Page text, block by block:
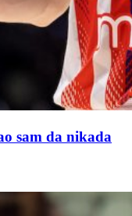
sam da nikada